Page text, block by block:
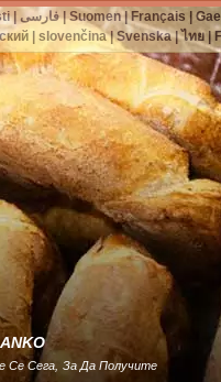
Се Сега, За Да Получите
| فارسی|Suomen|Français
|slovenčina|Svenska|ไทย |